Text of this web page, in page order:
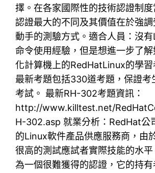
擇。在各家國際性的技術認證制度
認證最大的不同及其價值在於強
動手的測驗方式。適合人員：沒
命令使用經驗，但是想進一步了
化計算機上的RedHatLinux的學
最新考題包括330道考題，保證考
考試。 最新RH-302考題資訊：
http://www.killtest.net/
H-302.asp 就業分析：RedHat公
的Linux軟件產品供應服務商，由
很高的測試應試者實際技能的水
為一個很難獲得的認證，它的持